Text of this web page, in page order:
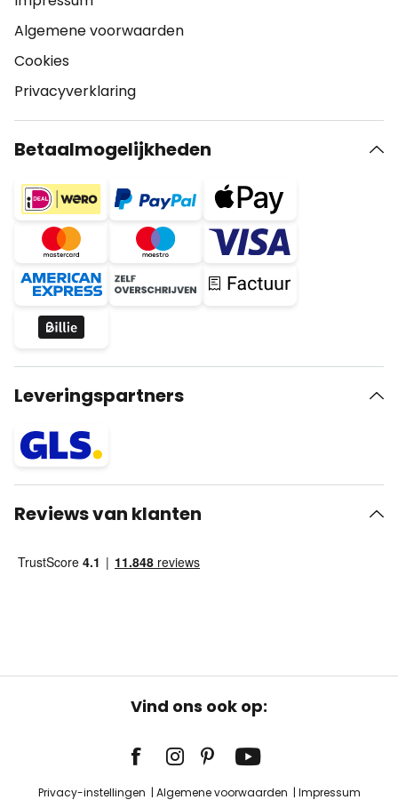
Algemene voorwaarden
Cookies
Privacyverklaring
Betaalmogelijkheden
Leveringspartners
Reviews van klanten
Vind ons ook op:
Privacy-instellingen Algemene voorwaarden Impressum